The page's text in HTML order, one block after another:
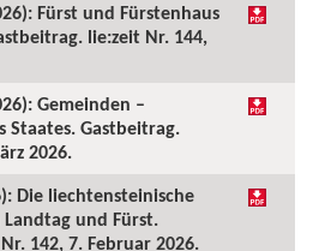
Fürst und Fürstenhaus
lie:zeit Nr. 144,
Gemeinden –
Staates. Gastbeitrag.
2026.
Die liechtensteinische
Landtag und Fürst.
142, 7. Februar 2026.